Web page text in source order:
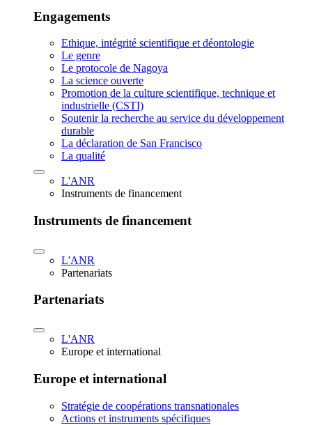
Engagements
Ethique, intégrité scientifique et déontologie
Le genre
Le protocole de Nagoya
La science ouverte
Promotion de la culture scientifique, technique et
industrielle (CSTI)
Soutenir la recherche au service du développement
durable
La déclaration de San Francisco
La qualité
L'ANR
Instruments de financement
Instruments de financement
L'ANR
Partenariats
Partenariats
L'ANR
Europe et international
Europe et international
Stratégie de coopérations transnationales
Actions et instruments spécifiques